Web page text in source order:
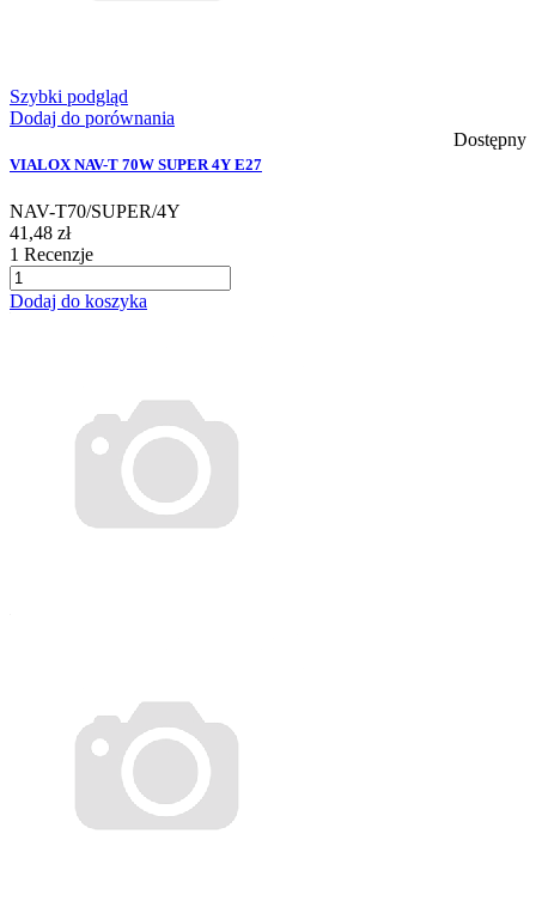
Szybki podgląd
Dodaj do porównania
Dostępny
VIALOX NAV-T 70W SUPER 4Y E27
NAV-T70/SUPER/4Y
41,48 zł
1 Recenzje
Dodaj do koszyka